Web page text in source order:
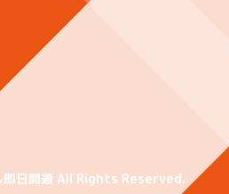
即日開通 All Rights Reserved.